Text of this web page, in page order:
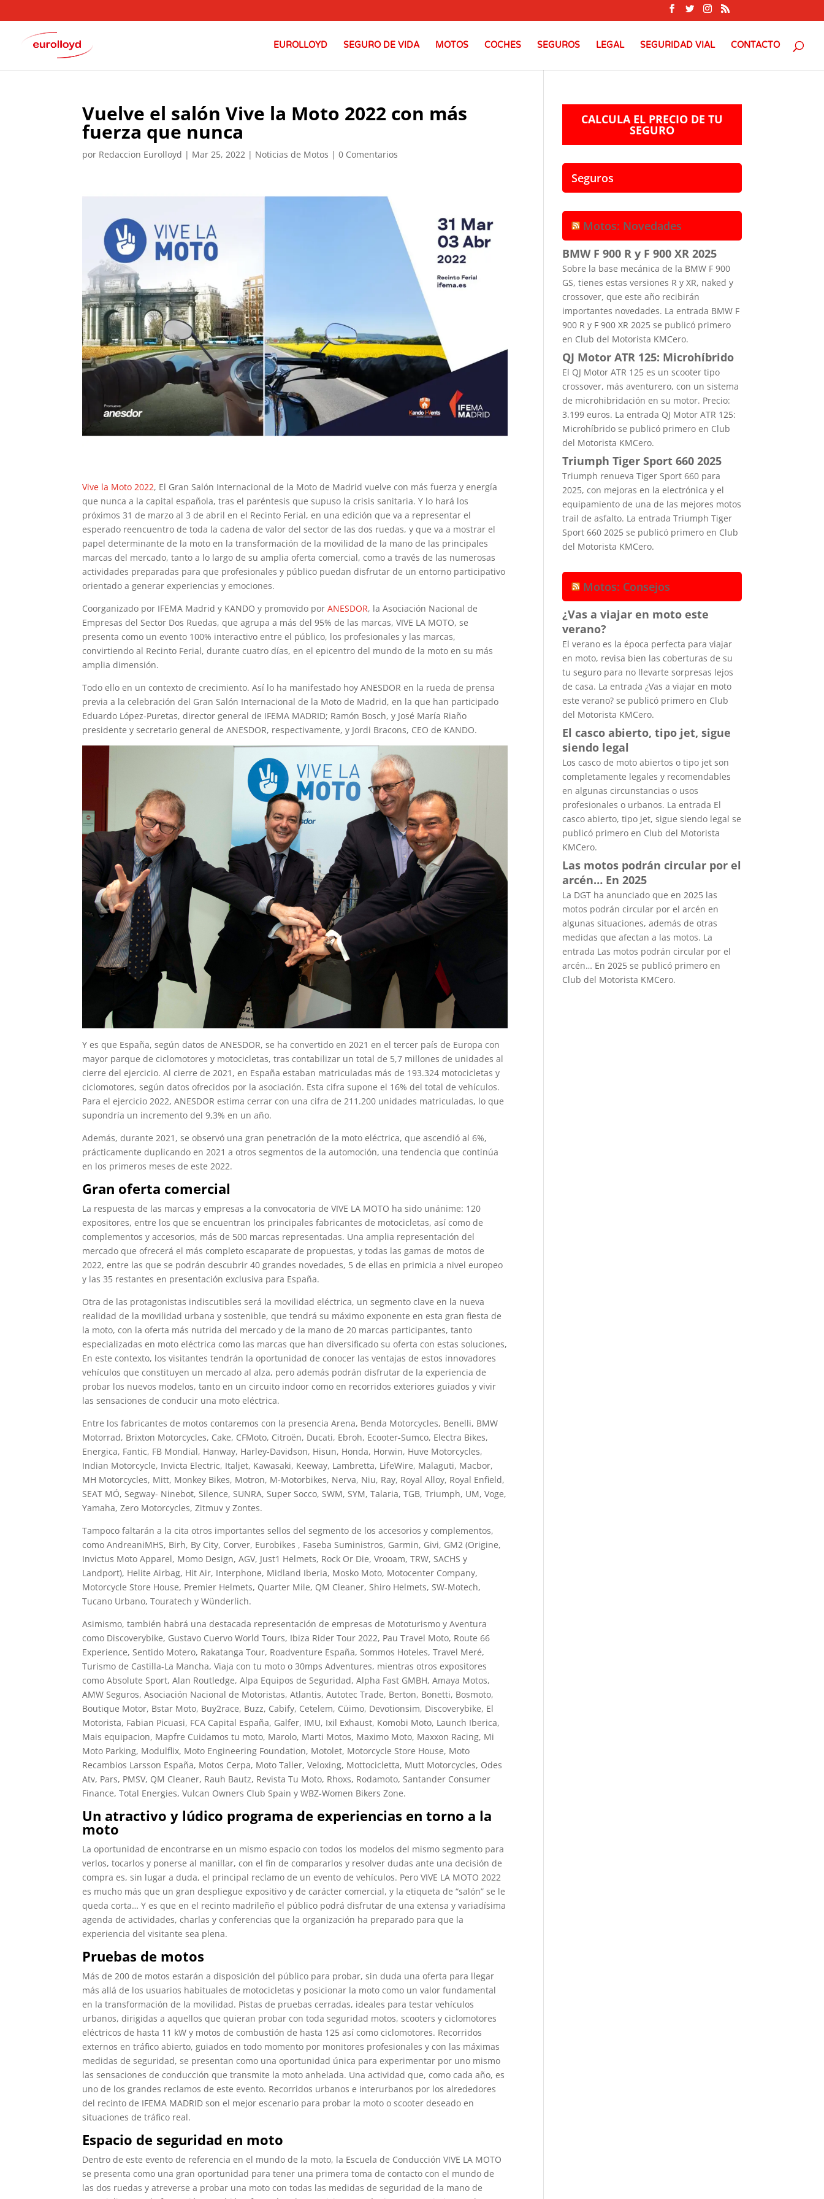
EUROLLOYD SEGURO DE VIDA MOTOS COCHES SEGUROS LEGAL SEGURIDAD VIAL CONTACTO
Vuelve el salón Vive la Moto 2022 con más
fuerza que nunca
por Redaccion Eurolloyd | Mar 25, 2022 | Noticias de Motos |0 Comentarios
Vive la Moto 2022, El Gran Salón Internacional de la Moto de Madrid vuelve con más fuerza y energía
que nunca a la capital española, tras el paréntesis que supuso la crisis sanitaria. Y lo hará los
próximos 31 de marzo al 3 de abril en el Recinto Ferial, en una edición que va a representar el
esperado reencuentro de toda la cadena de valor del sector de las dos ruedas, y que va a mostrar el
papel determinante de la moto en la transformación de la movilidad de la mano de las principales
marcas del mercado, tanto a lo largo de su amplia oferta comercial, como a través de las numerosas
actividades preparadas para que profesionales y público puedan disfrutar de un entorno participativo
orientado a generar experiencias y emociones.
Coorganizado por IFEMA Madrid y KANDO y promovido porANESDOR, la Asociación Nacional de
Empresas del Sector Dos Ruedas, que agrupa a más del 95% de las marcas, VIVE LA MOTO, se
presenta como un evento 100% interactivo entre el público, los profesionales y las marcas,
convirtiendo al Recinto Ferial, durante cuatro días, en el epicentro del mundo de la moto en su más
amplia dimensión.
Todo ello en un contexto de crecimiento. Así lo ha manifestado hoy ANESDOR en la rueda de prensa
previa a la celebración del Gran Salón Internacional de la Moto de Madrid, en la que han participado
Eduardo López-Puretas, director general de IFEMA MADRID; Ramón Bosch, y José María Riaño
presidente y secretario general de ANESDOR, respectivamente, y Jordi Bracons, CEO de KANDO.
Y es que España, según datos de ANESDOR, se ha convertido en 2021 en el tercer país de Europa con
mayor parque de ciclomotores y motocicletas, tras contabilizar un total de 5,7 millones de unidades al
cierre del ejercicio. Al cierre de 2021, en España estaban matriculadas más de 193.324 motocicletas y
ciclomotores, según datos ofrecidos por la asociación. Esta cifra supone el 16% del total de vehículos.
Para el ejercicio 2022, ANESDOR estima cerrar con una cifra de 211.200 unidades matriculadas, lo que
supondría un incremento del 9,3% en un año.
Además, durante 2021, se observó una gran penetración de la moto eléctrica, que ascendió al 6%,
prácticamente duplicando en 2021 a otros segmentos de la automoción, una tendencia que continúa
en los primeros meses de este 2022.
Gran oferta comercial
La respuesta de las marcas y empresas a la convocatoria de VIVE LA MOTO ha sido unánime: 120
expositores, entre los que se encuentran los principales fabricantes de motocicletas, así como de
complementos y accesorios, más de 500 marcas representadas. Una amplia representación del
mercado que ofrecerá el más completo escaparate de propuestas, y todas las gamas de motos de
2022, entre las que se podrán descubrir 40 grandes novedades, 5 de ellas en primicia a nivel europeo
y las 35 restantes en presentación exclusiva para España.
Otra de las protagonistas indiscutibles será la movilidad eléctrica, un segmento clave en la nueva
realidad de la movilidad urbana y sostenible, que tendrá su máximo exponente en esta gran fiesta de
la moto, con la oferta más nutrida del mercado y de la mano de 20 marcas participantes, tanto
especializadas en moto eléctrica como las marcas que han diversificado su oferta con estas soluciones,
En este contexto, los visitantes tendrán la oportunidad de conocer las ventajas de estos innovadores
vehículos que constituyen un mercado al alza, pero además podrán disfrutar de la experiencia de
probar los nuevos modelos, tanto en un circuito indoor como en recorridos exteriores guiados y vivir
las sensaciones de conducir una moto eléctrica.
Entre los fabricantes de motos contaremos con la presencia Arena, Benda Motorcycles, Benelli, BMW
Motorrad, Brixton Motorcycles, Cake, CFMoto, Citroën, Ducati, Ebroh, Ecooter-Sumco, Electra Bikes,
Energica, Fantic, FB Mondial, Hanway, Harley-Davidson, Hisun, Honda, Horwin, Huve Motorcycles,
Indian Motorcycle, Invicta Electric, Italjet, Kawasaki, Keeway, Lambretta, LifeWire, Malaguti, Macbor,
MH Motorcycles, Mitt, Monkey Bikes, Motron, M-Motorbikes, Nerva, Niu, Ray, Royal Alloy, Royal Enfield,
SEAT MÓ, Segway- Ninebot, Silence, SUNRA, Super Socco, SWM, SYM, Talaria, TGB, Triumph, UM, Voge,
Yamaha, Zero Motorcycles, Zitmuv y Zontes.
Tampoco faltarán a la cita otros importantes sellos del segmento de los accesorios y complementos,
como AndreaniMHS, Birh, By City, Corver, Eurobikes , Faseba Suministros, Garmin, Givi, GM2 (Origine,
Invictus Moto Apparel, Momo Design, AGV, Just1 Helmets, Rock Or Die, Vrooam, TRW, SACHS y
Landport), Helite Airbag, Hit Air, Interphone, Midland Iberia, Mosko Moto, Motocenter Company,
Motorcycle Store House, Premier Helmets, Quarter Mile, QM Cleaner, Shiro Helmets, SW-Motech,
Tucano Urbano, Touratech y Wünderlich.
Asimismo, también habrá una destacada representación de empresas de Mototurismo y Aventura
como Discoverybike, Gustavo Cuervo World Tours, Ibiza Rider Tour 2022, Pau Travel Moto, Route 66
Experience, Sentido Motero, Rakatanga Tour, Roadventure España, Sommos Hoteles, Travel Meré,
Turismo de Castilla-La Mancha, Viaja con tu moto o 30mps Adventures, mientras otros expositores
como Absolute Sport, Alan Routledge, Alpa Equipos de Seguridad, Alpha Fast GMBH, Amaya Motos,
AMW Seguros, Asociación Nacional de Motoristas, Atlantis, Autotec Trade, Berton, Bonetti, Bosmoto,
Boutique Motor, Bstar Moto, Buy2race, Buzz, Cabify, Cetelem, Cüimo, Devotionsim, Discoverybike, El
Motorista, Fabian Picuasi, FCA Capital España, Galfer, IMU, Ixil Exhaust, Komobi Moto, Launch Iberica,
Mais equipacion, Mapfre Cuidamos tu moto, Marolo, Marti Motos, Maximo Moto, Maxxon Racing, Mi
Moto Parking, Modulflix, Moto Engineering Foundation, Motolet, Motorcycle Store House, Moto
Recambios Larsson España, Motos Cerpa, Moto Taller, Veloxing, Mottocicletta, Mutt Motorcycles, Odes
Atv, Pars, PMSV, QM Cleaner, Rauh Bautz, Revista Tu Moto, Rhoxs, Rodamoto, Santander Consumer
Finance, Total Energies, Vulcan Owners Club Spain y WBZ-Women Bikers Zone.
Un atractivo y lúdico programa de experiencias en torno a la
moto
La oportunidad de encontrarse en un mismo espacio con todos los modelos del mismo segmento para
verlos, tocarlos y ponerse al manillar, con el fin de compararlos y resolver dudas ante una decisión de
compra es, sin lugar a duda, el principal reclamo de un evento de vehículos. Pero VIVE LA MOTO 2022
es mucho más que un gran despliegue expositivo y de carácter comercial, y la etiqueta de “salón” se le
queda corta… Y es que en el recinto madrileño el público podrá disfrutar de una extensa y variadísima
agenda de actividades, charlas y conferencias que la organización ha preparado para que la
experiencia del visitante sea plena.
Pruebas de motos
Más de 200 de motos estarán a disposición del público para probar, sin duda una oferta para llegar
más allá de los usuarios habituales de motocicletas y posicionar la moto como un valor fundamental
en la transformación de la movilidad. Pistas de pruebas cerradas, ideales para testar vehículos
urbanos, dirigidas a aquellos que quieran probar con toda seguridad motos, scooters y ciclomotores
eléctricos de hasta 11 kW y motos de combustión de hasta 125 así como ciclomotores. Recorridos
externos en tráfico abierto, guiados en todo momento por monitores profesionales y con las máximas
medidas de seguridad, se presentan como una oportunidad única para experimentar por uno mismo
las sensaciones de conducción que transmite la moto anhelada. Una actividad que, como cada año, es
uno de los grandes reclamos de este evento. Recorridos urbanos e interurbanos por los alrededores
del recinto de IFEMA MADRID son el mejor escenario para probar la moto o scooter deseado en
situaciones de tráfico real.
Espacio de seguridad en moto
Dentro de este evento de referencia en el mundo de la moto, la Escuela de Conducción VIVE LA MOTO
se presenta como una gran oportunidad para tener una primera toma de contacto con el mundo de
las dos ruedas y atreverse a probar una moto con todas las medidas de seguridad de la mano de
CALCULA EL PRECIO DE TU
SEGURO
Seguros
Motos: Novedades
BMW F 900 R y F 900 XR 2025
Sobre la base mecánica de la BMW F 900
GS, tienes estas versiones R y XR, naked y
crossover, que este año recibirán
importantes novedades. La entrada BMW F
900 R y F 900 XR 2025 se publicó primero
en Club del Motorista KMCero.
QJ Motor ATR 125: Microhíbrido
El QJ Motor ATR 125 es un scooter tipo
crossover, más aventurero, con un sistema
de microhibridación en su motor. Precio:
3.199 euros. La entrada QJ Motor ATR 125:
Microhíbrido se publicó primero en Club
del Motorista KMCero.
Triumph Tiger Sport 660 2025
Triumph renueva Tiger Sport 660 para
2025, con mejoras en la electrónica y el
equipamiento de una de las mejores motos
trail de asfalto. La entrada Triumph Tiger
Sport 660 2025 se publicó primero en Club
del Motorista KMCero.
Motos: Consejos
¿Vas a viajar en moto este
verano?
El verano es la época perfecta para viajar
en moto, revisa bien las coberturas de su
tu seguro para no llevarte sorpresas lejos
de casa. La entrada ¿Vas a viajar en moto
este verano? se publicó primero en Club
del Motorista KMCero.
El casco abierto, tipo jet, sigue
siendo legal
Los casco de moto abiertos o tipo jet son
completamente legales y recomendables
en algunas circunstancias o usos
profesionales o urbanos. La entrada El
casco abierto, tipo jet, sigue siendo legal se
publicó primero en Club del Motorista
KMCero.
Las motos podrán circular por el
arcén… En 2025
La DGT ha anunciado que en 2025 las
motos podrán circular por el arcén en
algunas situaciones, además de otras
medidas que afectan a las motos. La
entrada Las motos podrán circular por el
arcén… En 2025 se publicó primero en
Club del Motorista KMCero.